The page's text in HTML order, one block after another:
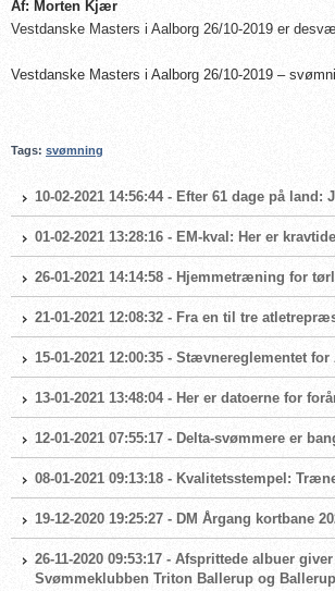
Af: Morten Kjær
Vestdanske Masters i Aalborg 26/10-2019 er
Vestdanske Masters i Aalborg 26/10-2019 –
Tags: svømning
10-02-2021 14:56:44 - Efter 61 dage på
01-02-2021 13:28:16 - EM-kval: Her er
26-01-2021 14:14:58 - Hjemmetræning for
21-01-2021 12:08:32 - Fra en til tre
15-01-2021 12:00:35 - Stævnereglementet
13-01-2021 13:48:04 - Her er datoerne for
12-01-2021 07:55:17 - Delta-svømmere er
08-01-2021 09:13:18 - Kvalitetsstempel:
19-12-2020 19:25:27 - DM Årgang kortbane
26-11-2020 09:53:17 - Afsprittede albuer
Svømmeklubben Triton Ballerup og